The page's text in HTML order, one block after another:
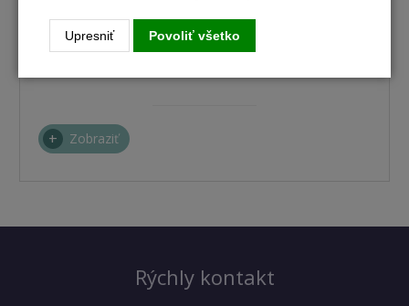
Zobraziť
Rýchly kontakt
Upresniť Povoliť všetko